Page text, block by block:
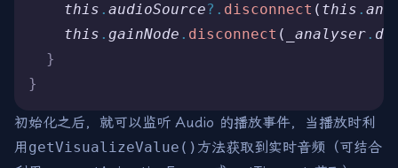
    this
. audioSource?. disconnect ( this .
    this
. gainNode . disconnect ( _analyser .
  }
}
初始化之后，就可以监听 Audio 的播放事件，当播放时利
用 getVisualizeValue() 方法获取到实时音频（可结合